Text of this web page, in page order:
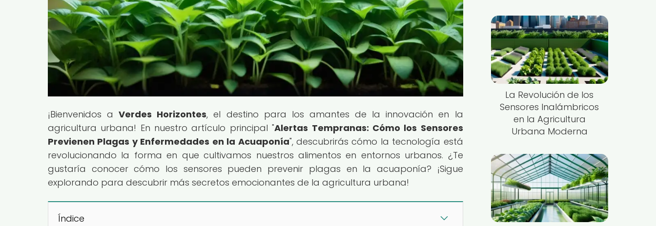
¡Bienvenidos aVerdes Horizontes, el destino para los amantes de la innovación en la
agricultura urbana! En nuestro artículo principal "Alertas Tempranas: Cómo los Sensores
Previenen Plagas y Enfermedades en la Acuaponía", descubrirás cómo la tecnología está
revolucionando la forma en que cultivamos nuestros alimentos en entornos urbanos. ¿Te
gustaría conocer cómo los sensores pueden prevenir plagas en la acuaponía? ¡Sigue
explorando para descubrir más secretos emocionantes de la agricultura urbana!
Índice
La Revolución de los
Sensores Inalámbricos
en la Agricultura
Urbana Moderna